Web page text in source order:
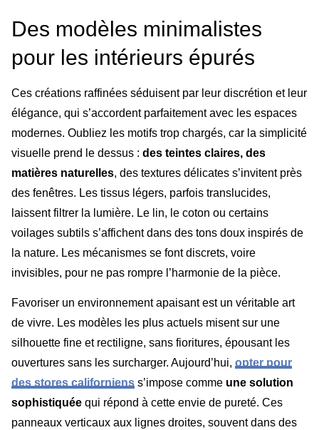
Des modèles minimalistes
pour les intérieurs épurés
Ces créations raffinées séduisent par leur discrétion et leur
élégance, qui s’accordent parfaitement avec les espaces
modernes. Oubliez les motifs trop chargés, car la simplicité
visuelle prend le dessus : des teintes claires, des
matières naturelles, des textures délicates s’invitent près
des fenêtres. Les tissus légers, parfois translucides,
laissent filtrer la lumière. Le lin, le coton ou certains
voilages subtils s’affichent dans des tons doux inspirés de
la nature. Les mécanismes se font discrets, voire
invisibles, pour ne pas rompre l’harmonie de la pièce.
Favoriser un environnement apaisant est un véritable art
de vivre. Les modèles les plus actuels misent sur une
silhouette fine et rectiligne, sans fioritures, épousant les
ouvertures sans les surcharger. Aujourd’hui, opter pour
des stores californiens s’impose comme une solution
sophistiquée qui répond à cette envie de pureté. Ces
panneaux verticaux aux lignes droites, souvent dans des